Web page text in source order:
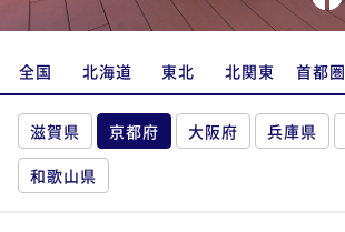
全国 北海道 東北 北関東 首都圏
滋賀県 京都府 大阪府 兵庫県
和歌山県